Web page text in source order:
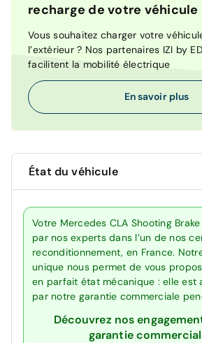
recharge de votre véhicule
Vous souhaitez charger votre
l’extérieur ? Nos partenaires IZI by
facilitent la mobilité électrique
En savoir plus
État du véhicule
Votre Mercedes CLA Shooting
par nos experts dans l’un de nos
reconditionnement, en France.
unique nous permet de vous
en parfait état mécanique : elle est
par notre garantie commerciale
Découvrez nos
garantie